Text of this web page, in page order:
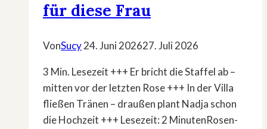
für diese Frau
VonSucy24. Juni 202627. Juli 2026
3 Min. Lesezeit +++ Er bricht die Staffel ab –
mitten vor der letzten Rose +++ In der Villa
fließen Tränen – draußen plant Nadja schon
die Hochzeit +++ Lesezeit: 2 MinutenRosen-